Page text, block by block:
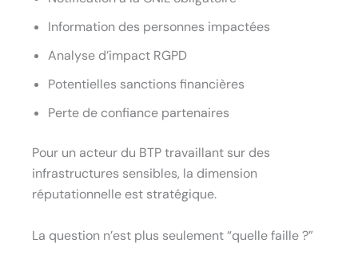
Information des personnes impactées
Analyse d’impact RGPD
Potentielles sanctions financières
Perte de confiance partenaires
Pour un acteur du BTP travaillant sur des
infrastructures sensibles, la dimension
réputationnelle est stratégique.
La question n’est plus seulement “quelle faille ?”